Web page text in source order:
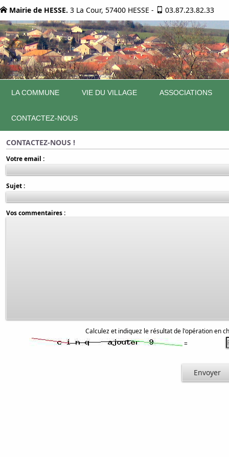
Mairie de HESSE. 3 La Cour, 57400 HESSE - 03.87.23.82.33
LA COMMUNE VIE DU VILLAGE ASSOCIATIONS
CONTACTEZ-NOUS
CONTACTEZ-NOUS !
Votre email :
Sujet :
Vos commentaires :
Calculez et indiquez le résultat de l'opération en
=